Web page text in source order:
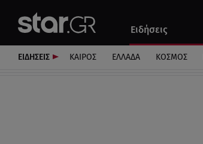
Ειδήσεις
Αυτοκίνητο
ΕΙΔΗΣΕΙΣ ΚΑΙΡΟΣ ΕΛΛΑΔΑ ΚΟΣΜΟΣ